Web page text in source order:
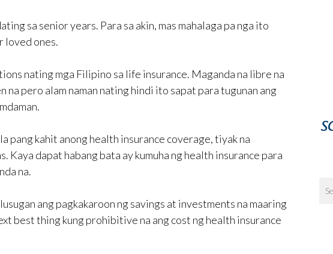
sa senior years. Para sa akin, mas mahalaga pa nga ito
loved ones.
nating mga Filipino sa life insurance. Maganda na libre na
pero alam naman nating hindi ito sapat para tugunan ang
pang kahit anong health insurance coverage, tiyak na
Kaya dapat habang bata ay kumuha ng health insurance para
na.
ang pagkakaroon ng savings at investments na maaring
best thing kung prohibitive na ang cost ng health insurance